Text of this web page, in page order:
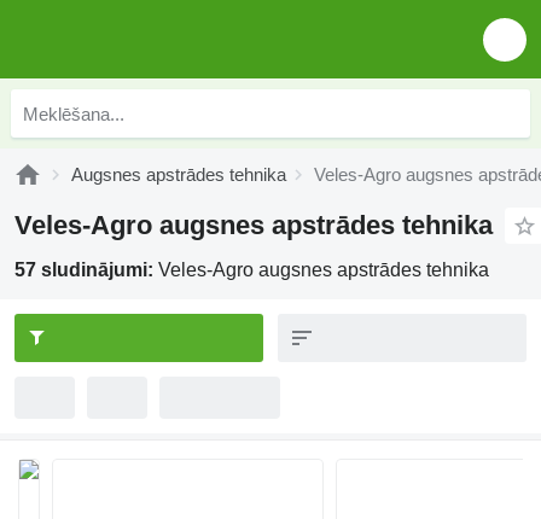
Augsnes apstrādes tehnika Veles-Agro augsnes
Veles-Agro augsnes apstrādes tehnika
57 sludinājumi: Veles-Agro augsnes apstrādes tehnika